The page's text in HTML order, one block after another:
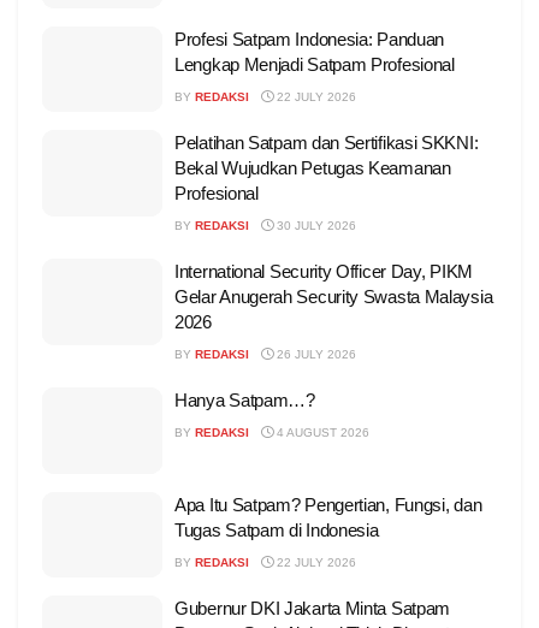
Profesi Satpam Indonesia: Panduan
Lengkap Menjadi Satpam Profesional
BY REDAKSI 22 JULY 2026
Pelatihan Satpam dan Sertifikasi SKKNI:
Bekal Wujudkan Petugas Keamanan
Profesional
BY REDAKSI 30 JULY 2026
International Security Officer Day, PIKM
Gelar Anugerah Security Swasta Malaysia
2026
BY REDAKSI 26 JULY 2026
Hanya Satpam…?
BY REDAKSI 4 AUGUST 2026
Apa Itu Satpam? Pengertian, Fungsi, dan
Tugas Satpam di Indonesia
BY REDAKSI 22 JULY 2026
Gubernur DKI Jakarta Minta Satpam